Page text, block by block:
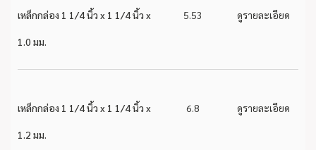
เหล็กกล่อง 1 1/4 นิ้ว x 1 1/4 นิ้ว x
1.0 มม.
5.53 ดูรายละเอียด
เหล็กกล่อง 1 1/4 นิ้ว x 1 1/4 นิ้ว x
1.2 มม.
6.8 ดูรายละเอียด